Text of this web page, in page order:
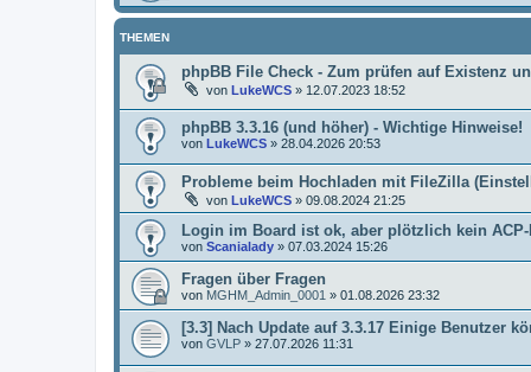
THEMEN
phpBB File Check - Zum prüfen auf Existenz
von LukeWCS » 12.07.2023 18:52
phpBB 3.3.16 (und höher) - Wichtige Hinweise!
von LukeWCS » 28.04.2026 20:53
Probleme beim Hochladen mit FileZilla
von LukeWCS » 09.08.2024 21:25
Login im Board ist ok, aber plötzlich kein
von Scanialady » 07.03.2024 15:26
Fragen über Fragen
von MGHM_Admin_0001 » 01.08.2026 23:32
[3.3] Nach Update auf 3.3.17 Einige Benutzer
von GVLP » 27.07.2026 11:31